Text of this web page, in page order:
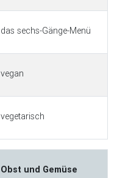
das sechs-Gänge-Menü
vegan
vegetarisch
Obst und Gemüse